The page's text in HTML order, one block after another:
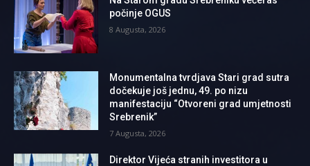
počinje OGUS
8 Augusta, 2026
Monumentalna tvrdjava Stari grad sutra
dočekuje još jednu, 49. po nizu
manifestaciju “Otvoreni grad umjetnosti
Srebrenik”
7 Augusta, 2026
Direktor Vijeća stranih investitora u